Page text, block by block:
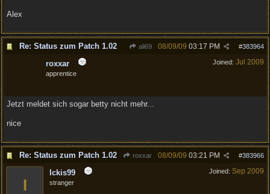
Alex
Re: Status zum Patch 1.02 ali69 #383964
08/09/09 03:17 PM
Joined: Jul 2009
roxxar
apprentice
Jetzt meldet sich sogar betty nicht mehr...
nice
Re: Status zum Patch 1.02 roxxar #383966
08/09/09 03:21 PM
Joined: Sep 2009
I
Ickis99
stranger